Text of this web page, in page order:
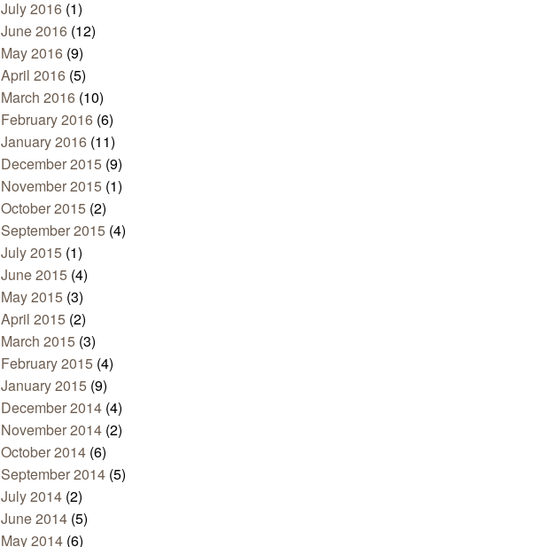
July 2016 (1)
June 2016 (12)
May 2016 (9)
April 2016 (5)
March 2016 (10)
February 2016 (6)
January 2016 (11)
December 2015 (9)
November 2015 (1)
October 2015 (2)
September 2015 (4)
July 2015 (1)
June 2015 (4)
May 2015 (3)
April 2015 (2)
March 2015 (3)
February 2015 (4)
January 2015 (9)
December 2014 (4)
November 2014 (2)
October 2014 (6)
September 2014 (5)
July 2014 (2)
June 2014 (5)
May 2014 (6)